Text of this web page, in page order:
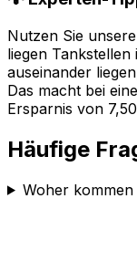
Nutzen Sie
liegen Tankstellen
auseinander
Das macht bei
Ersparnis von
Häufige
Woher